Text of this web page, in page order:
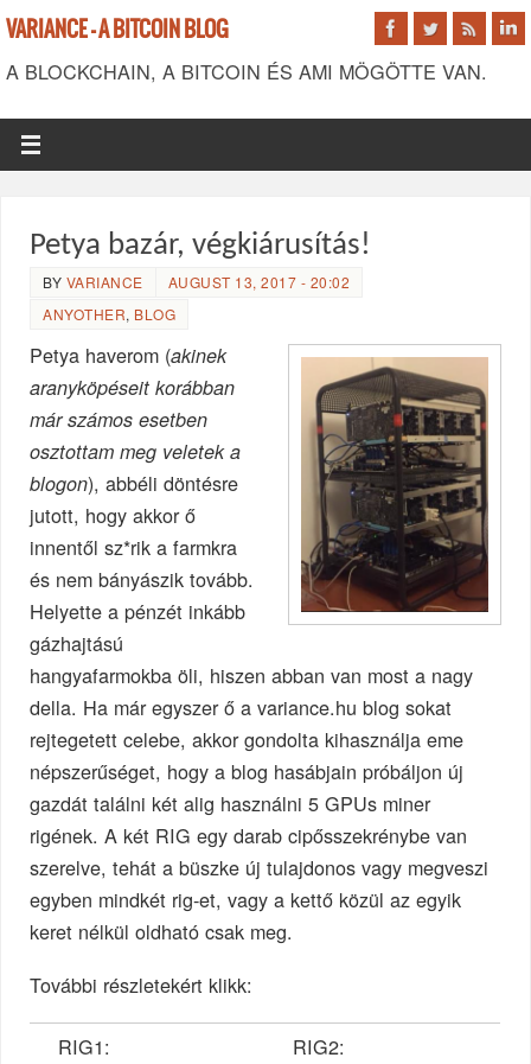
VARIANCE - A BITCOIN BLOG
A BLOCKCHAIN, A BITCOIN ÉS AMI MÖGÖTTE VAN.
Petya bazár, végkiárusítás!
BY VARIANCE
AUGUST 13, 2017 - 20:02
ANYOTHER, BLOG
Petya haverom (akinek
aranyköpéseit korábban
már számos esetben
osztottam meg veletek a
blogon), abbéli döntésre
jutott, hogy akkor ő
innentől sz*rik a farmkra
és nem bányászik tovább.
Helyette a pénzét inkább
gázhajtású
hangyafarmokba öli, hiszen abban van most a nagy
della. Ha már egyszer ő a variance.hu blog sokat
rejtegetett celebe, akkor gondolta kihasználja eme
népszerűséget, hogy a blog hasábjain próbáljon új
gazdát találni két alig használni 5 GPUs miner
rigének. A két RIG egy darab cipősszekrénybe van
szerelve, tehát a büszke új tulajdonos vagy megveszi
egyben mindkét rig-et, vagy a kettő közül az egyik
keret nélkül oldható csak meg.
További részletekért klikk:
RIG1:
RIG2: